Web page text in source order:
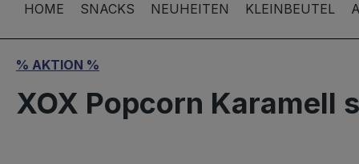
HOME SNACKS NEUHEITEN KLEINBEUTEL
% AKTION %
XOX Popcorn Karamell